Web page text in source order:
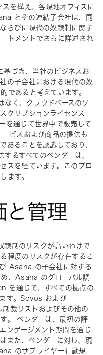
を構え、各現地オフィスに
とその連結子会社は、同
らびに現代の奴隷制に関す
トメントでさらに詳述され
づき、当社のビジネスお
の子会社における現代の奴
であると考えています。
く、クラウドベースのソ
クリプションライセンス
を通じて世界中で販売して
ビスおよび商品の提供も
あることを認識しており、
るすべてのベンダーは、
スを経ています。このプロ
ます。
と管理
隷制のリスクが高いわけで
程度のリスクが存在するこ
Asana の子会社に対する
、Asana のグローバル調
を通じて、すべての拠点の
す。Sovos および
裁リストおよびその他の
。 ベンダーは、最初の評
ンゲージメント期間を通じ
また、ベンダーに対し、現
のサプライヤー行動規